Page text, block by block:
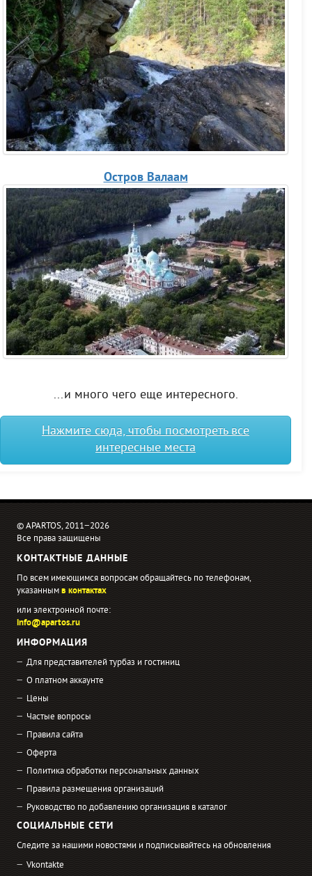
Остров Валаам
...и много чего еще интересного.
Нажмите сюда, чтобы посмотреть все
интересные места
© APARTOS, 2011−2026
Все права защищены
КОНТАКТНЫЕ ДАННЫЕ
По всем имеющимся вопросам обращайтесь по телефонам,
указаннымв контактах
или электронной почте:
info@apartos.ru
ИНФОРМАЦИЯ
Для представителей турбаз и гостиниц
О платном аккаунте
Цены
Частые вопросы
Правила сайта
Оферта
Политика обработки персональных данных
Правила размещения организаций
Руководство по добавлению организация в каталог
СОЦИАЛЬНЫЕ СЕТИ
Следите за нашими новостями и подписывайтесь на обновления
Vkontakte